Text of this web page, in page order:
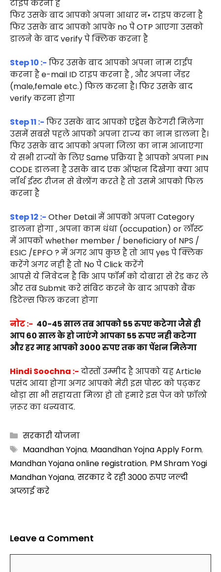
टाइप करना है
फिर उसके बाद आपको अपना आधार न• टाइप करना है
फिर उसके बाद आपको आपके no पे OTP आएगा उसको
डालने के बाद verify पे क्लिक करना है
Step 10 :- फिर उसके बाद आपको अपना नाम टाईप
करना है e-mail ID टाइप करना है , और अपना जेंडर
(male,female etc.) फिल करना है। फिर उसके बाद
verify करना होगा
Step 11 :- फिर उसके बाद आपको एड्रेस कैटेगरी मिलेगा
उसमें सबसे पहले आपको अपना राज्य का नाम डालना है।
फिर उसके बाद आपको अपना जिला का नाम आजाएगा
ये सभी राज्यों के लिए Same प्रक्रिया है आपको अपना PIN
CODE डालना है उसके बाद एक ऑप्शन दिखेगा क्या आप
नॉर्थ ईस्ट रीजन से बेलोंग करते है तो उसमे आपको फिल
करना है
Step 12 :- Other Detail में आपको अपना Category
डालना होगा , अपना काम धंधा (occupation) or लॉस्ट
में आपको whether member / beneficiary of NPS /
ESIC /EPFO ? में अगर आप कुछ है तो आप yes पे क्लिक
करेंगे अगर नही है तो No पे Click करेंगे
आपसे ये निवेदन है कि आप फॉर्म को दोबारा से रेड कर ले
और तब Submit करे संबिट करने के बाद आपको बैंक
डिटेल्स फिल करना होगा
नोट :- 40-45 साल तब आपको 55 रुपए कटेगा जैसे ही
आप 60 साल के हो जाएंगे आपका 55 रुपए नही कटेगा
और हर माह आपको ₹3000 रुपए तक का पेंशन मिलेगा
Hindi Soochna :- दोस्तों उम्मीद है आपको यह Article
पसंद आया होगा अगर आपको मेरी इस पोस्ट को पढ़कर
थोड़ा सा भी सहायता मिला हो तो हमारे इस पेज को फ़ॉलो
ज़रूर का धन्यवाद.
Categories
सरकारी योजना
Tags
Maandhan Yojna, Maandhan Yojna Apply Form,
Mandhan Yojana online registration, PM Shram Yogi
Mandhan Yojana,सरकार दे रही 3000₹ रुपए जल्दी
अप्लाई करे
Leave a Comment